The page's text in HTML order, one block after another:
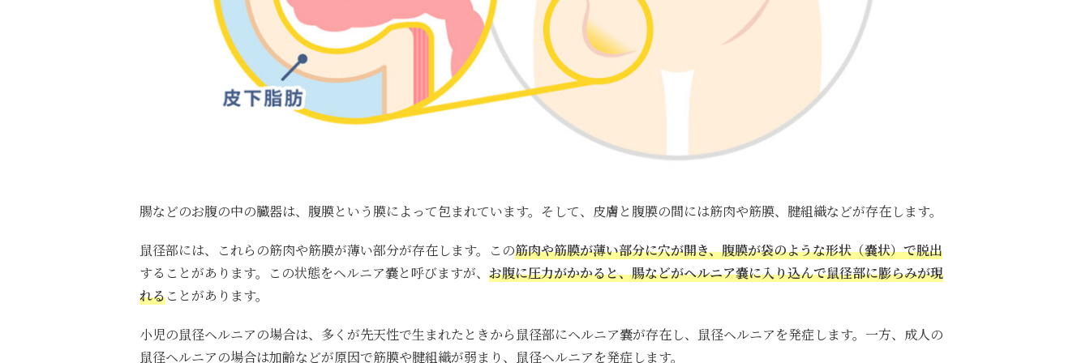
腸などのお腹の中の臓器は、腹膜という膜によって包まれています。そして、皮膚と腹膜の間には筋肉や筋膜、腱組織などが存在します。
鼠径部には、これらの筋肉や筋膜が薄い部分が存在します。この筋肉や筋膜が薄い部分に穴が開き、腹膜が袋のような形状（嚢状）で脱出
することがあります。この状態をヘルニア嚢と呼びますが、 お腹に圧力がかかると、腸などがヘルニア嚢に入り込んで鼠径部に膨らみが現
れることがあります。
小児の鼠径ヘルニアの場合は、多くが先天性で生まれたときから鼠径部にヘルニア嚢が存在し、鼠径ヘルニアを発症します。一方、成人の
鼠径ヘルニアの場合は加齢などが原因で筋膜や腱組織が弱まり、鼠径ヘルニアを発症します。